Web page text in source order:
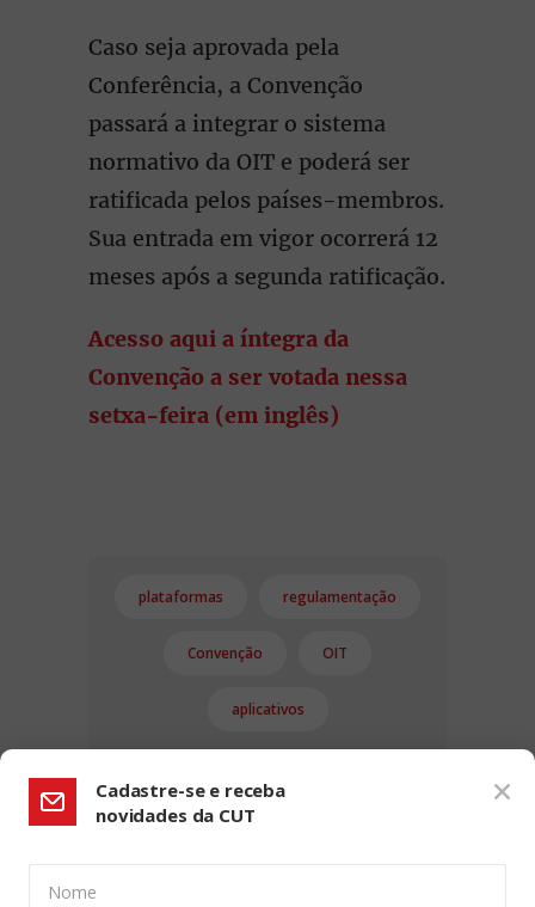
Caso seja aprovada pela
Conferência, a Convenção
passará a integrar o sistema
normativo da OIT e poderá ser
ratificada pelos países-membros.
Sua entrada em vigor ocorrerá 12
meses após a segunda ratificação.
Acesso aqui a íntegra da
Convenção a ser votada nessa
setxa-feira (em inglês)
plataformas regulamentação
Convenção OIT
aplicativos
Cadastre-se e receba
novidades da CUT
Nome